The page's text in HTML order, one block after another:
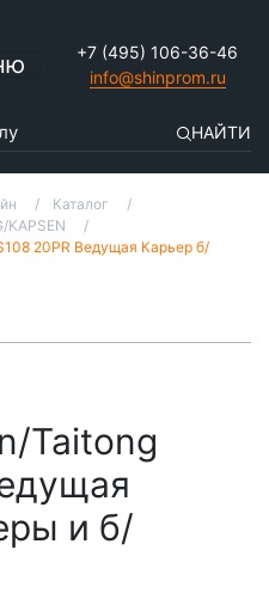
+7 (495) 106-36-46
info@shinprom.ru
НАЙТИ
Каталог
KAPSEN
20PR Ведущая Карьер б/
Taitong
и б/